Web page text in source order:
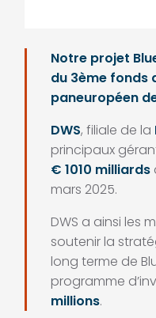
Notre projet
du 3ème fonds
paneuropéen
DWS, filiale de la
principaux
€ 1010 milliards
mars 2025.
DWS a ainsi les
soutenir la
long terme de
programme
millions.